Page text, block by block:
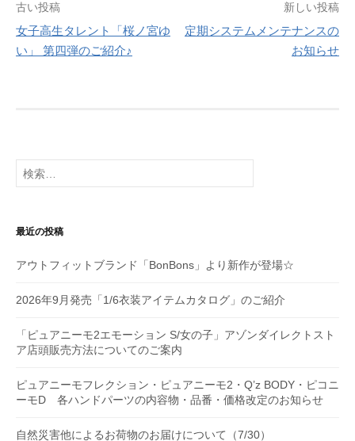
投
稿
ー
シ
ン
古い投稿
女子高生タレント「桜ノ宮ゆ
い」 第四弾のご紹介♪
新しい投稿
定期システムメンテナンスの
お知らせ
検
索:
最近の投稿
アウトフィットブランド「BonBons」より新作が登場☆
2026年9月発売「1/6衣装アイテムカタログ」のご紹介
「ピュアニーモ2エモーション S/女の子」アゾンダイレクトスト
ア店頭販売方法についてのご案内
ピュアニーモフレクション・ピュアニーモ2・Q’z BODY・ピコニ
ーモD 各ハンドパーツの内容物・品番・価格改定のお知らせ
自然災害他によるお荷物のお届けについて（7/30）